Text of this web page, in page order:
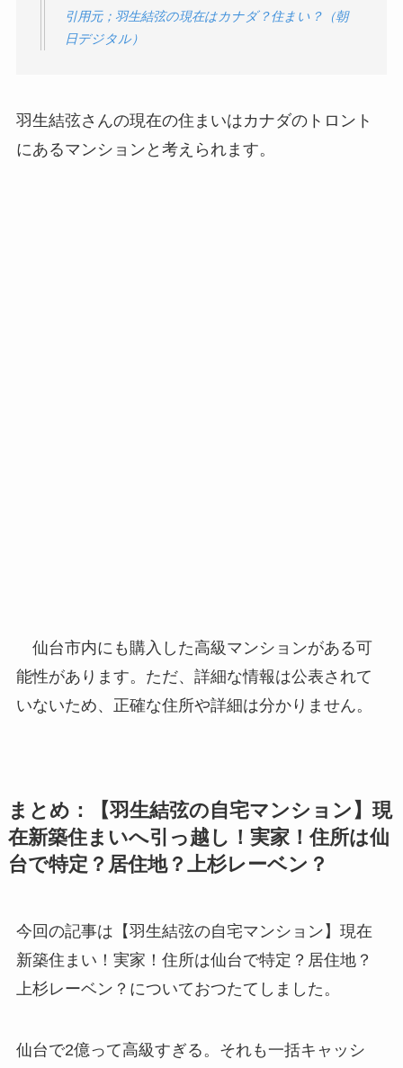
引用元；羽生結弦の現在はカナダ？住まい？（朝
日デジタル）
羽生結弦さんの現在の住まいはカナダのトロント
にあるマンションと考えられます。
仙台市内にも購入した高級マンションがある可
能性があります。ただ、詳細な情報は公表されて
いないため、正確な住所や詳細は分かりません。
まとめ：【羽生結弦の自宅マンション】現
在新築住まいへ引っ越し！実家！住所は仙
台で特定？居住地？上杉レーベン？
今回の記事は【羽生結弦の自宅マンション】現在
新築住まい！実家！住所は仙台で特定？居住地？
上杉レーベン？についておつたてしました。
仙台で2億って高級すぎる。それも一括キャッシ